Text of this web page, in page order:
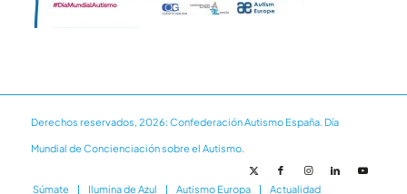
Derechos reservados, 2026: Confederación Autismo España. Día
Mundial de Concienciación sobre el Autismo.
Súmate Ilumina de Azul Autismo Europa Actualidad